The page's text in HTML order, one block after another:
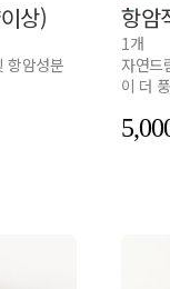
상)
항암성분
항암
1개
자연드
이 더